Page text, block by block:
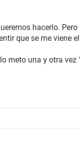
hacerlo. Pero
que se me viene
meto una y otra vez